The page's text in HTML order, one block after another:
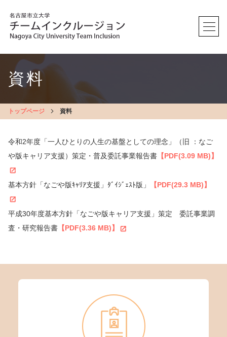
資料
トップページ 資料
令和2年度「一人ひとりの人生の基盤としての理念」（旧 ：なご
や版キャリア支援）策定・普及委託事業報告書【PDF(3.09 MB)】
基本方針「なごや版ｷｬﾘｱ支援」ﾀﾞｲｼﾞｪｽﾄ版」 【PDF(29.3 MB)】
平成30年度基本方針「なごや版キャリア支援」策定 委託事業調
査・研究報告書【PDF(3.36 MB)】